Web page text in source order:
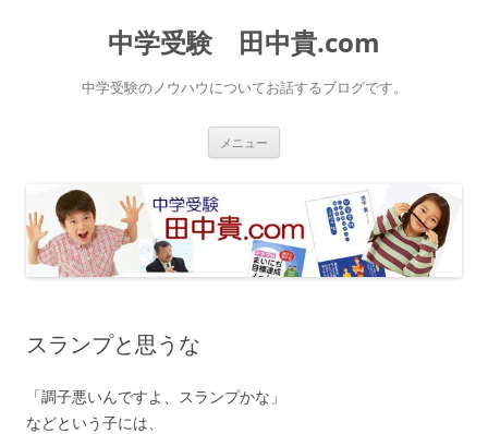
中学受験 田中貴.com
中学受験のノウハウについてお話するブログです。
メニュー
ス
キ
ッ
プ
スランプと思うな
「調子悪いんですよ、スランプかな」
などという子には、